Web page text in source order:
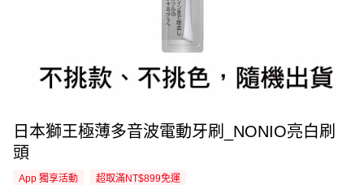
日本獅王極薄多音波電動牙刷_NONIO亮白刷
頭
App 獨享活動 超取滿NT$899免運